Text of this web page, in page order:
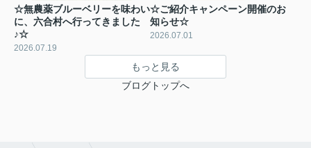
☆無農薬ブルーベリーを味わい
に、六合村へ行ってきました
♪☆
2026.07.19
☆ご紹介キャンペーン開催のお
知らせ☆
2026.07.01
もっと見る
ブログトップへ